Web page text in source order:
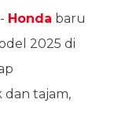
Honda baru
2025 di
tajam,